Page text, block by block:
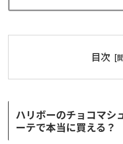
目次
ハリボーのチョコマシ
ーテで本当に買える？